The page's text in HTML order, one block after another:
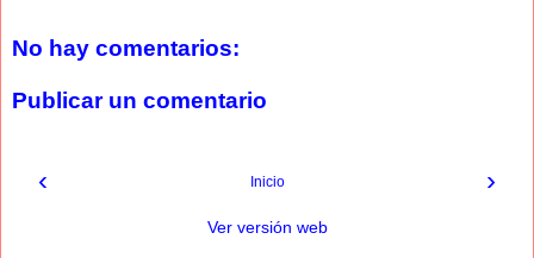
No hay comentarios:
Publicar un comentario
‹ ›
Inicio
Ver versión web